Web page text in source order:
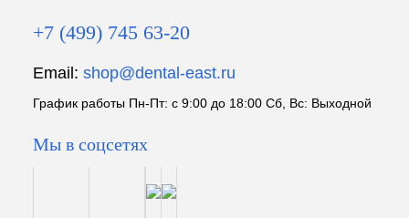
+7 (499) 745 63-20
Email: shop@dental-east.ru
График работы Пн-Пт: с 9:00 до 18:00 Сб, Вс: Выходной
Мы в соцсетях